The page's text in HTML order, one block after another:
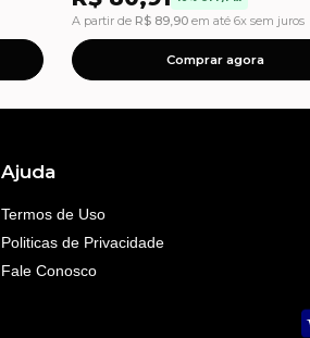
A partir de R$ 89,90 em até 6x sem juros
Comprar agora
Ajuda
Termos de Uso
Politicas de Privacidade
Fale Conosco